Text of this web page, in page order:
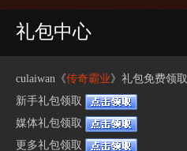
礼包中心
culaiwan《传奇霸业》礼包免费领取
新手礼包领取
媒体礼包领取
更多礼包领取